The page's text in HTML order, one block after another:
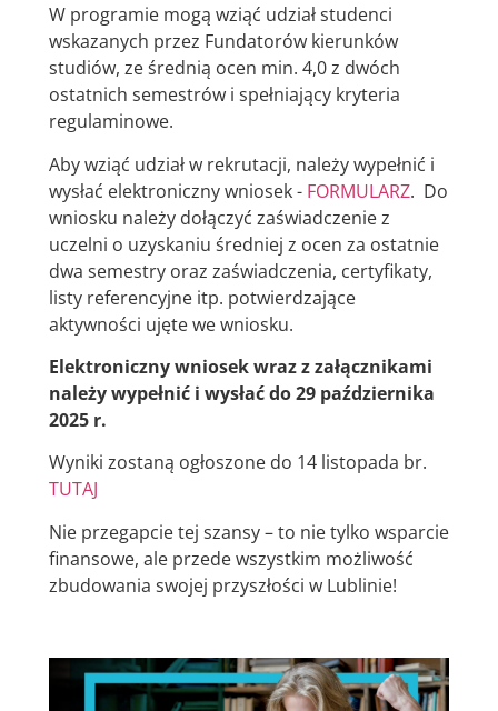
W programie mogą wziąć udział studenci
wskazanych przez Fundatorów kierunków
studiów, ze średnią ocen min. 4,0 z dwóch
ostatnich semestrów i spełniający kryteria
regulaminowe.
Aby wziąć udział w rekrutacji, należy wypełnić i
wysłać elektroniczny wniosek - FORMULARZ. Do
wniosku należy dołączyć zaświadczenie z
uczelni o uzyskaniu średniej z ocen za ostatnie
dwa semestry oraz zaświadczenia, certyfikaty,
listy referencyjne itp. potwierdzające
aktywności ujęte we wniosku.
Elektroniczny wniosek wraz z załącznikami
należy wypełnić i wysłać do 29 października
2025 r.
Wyniki zostaną ogłoszone do 14 listopada br.
TUTAJ
Nie przegapcie tej szansy – to nie tylko wsparcie
finansowe, ale przede wszystkim możliwość
zbudowania swojej przyszłości w Lublinie!